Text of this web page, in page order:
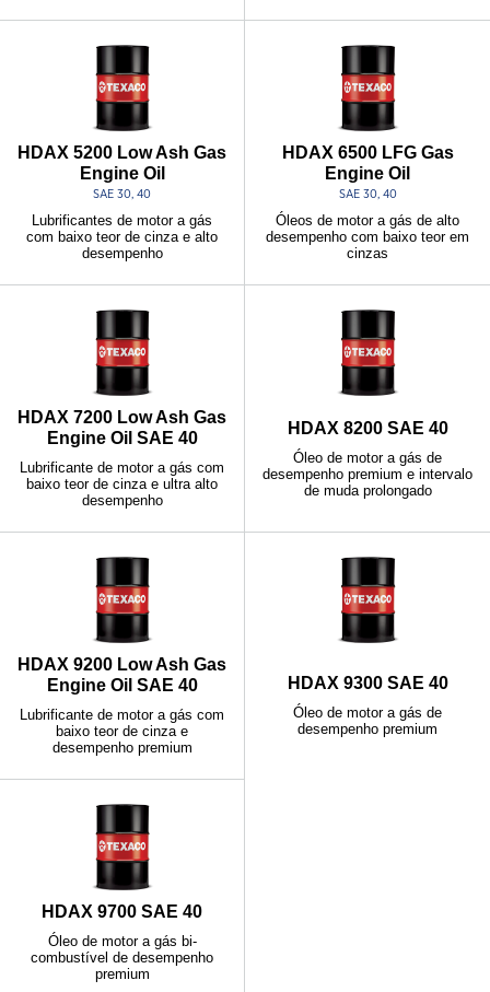
HDAX 5200 Low Ash Gas
Engine Oil
SAE 30, 40
Lubrificantes de motor a gás
com baixo teor de cinza e alto
desempenho
HDAX 6500 LFG Gas
Engine Oil
SAE 30, 40
Óleos de motor a gás de alto
desempenho com baixo teor em
cinzas
HDAX 7200 Low Ash Gas
Engine Oil SAE 40
Lubrificante de motor a gás com
baixo teor de cinza e ultra alto
desempenho
HDAX 8200 SAE 40
Óleo de motor a gás de
desempenho premium e intervalo
de muda prolongado
HDAX 9200 Low Ash Gas
Engine Oil SAE 40
Lubrificante de motor a gás com
baixo teor de cinza e
desempenho premium
HDAX 9300 SAE 40
Óleo de motor a gás de
desempenho premium
HDAX 9700 SAE 40
Óleo de motor a gás bi-
combustível de desempenho
premium